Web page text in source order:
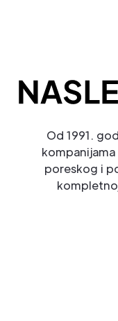
Od 1991.
poreskog i